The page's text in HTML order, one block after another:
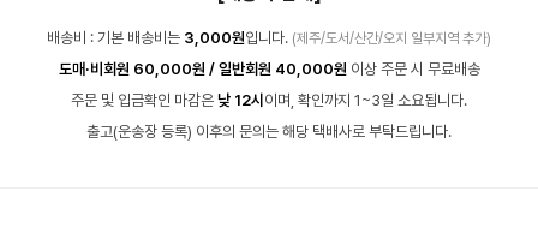
배송비 : 기본 배송비는 3,000원입니다. (제주/도서/산간/오지 일부지역 추가)
도매·비회원 60,000원 / 일반회원 40,000원 이상 주문 시 무료배송
주문 및 입금확인 마감은 낮 12시 이며, 확인까지 1~3일 소요됩니다.
출고(운송장 등록) 이후의 문의는 해당 택배사로 부탁드립니다.